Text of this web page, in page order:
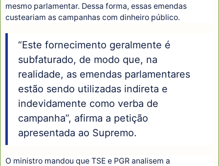
mesmo parlamentar. Dessa forma, essas emendas
custeariam as campanhas com dinheiro público.
“Este fornecimento geralmente é
subfaturado, de modo que, na
realidade, as emendas parlamentares
estão sendo utilizadas indireta e
indevidamente como verba de
campanha”, afirma a petição
apresentada ao Supremo.
O ministro mandou que TSE e PGR analisem a